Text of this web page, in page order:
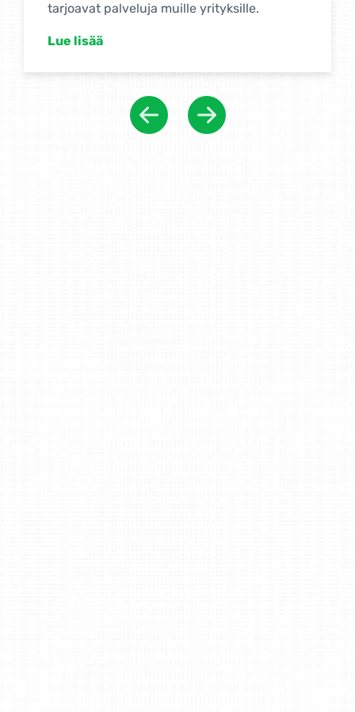
vähentämään ympäristövaikutuksiaan
varmistat, että ympäristöjärjestelmäsi toimii
pitkällä aikavälillä.